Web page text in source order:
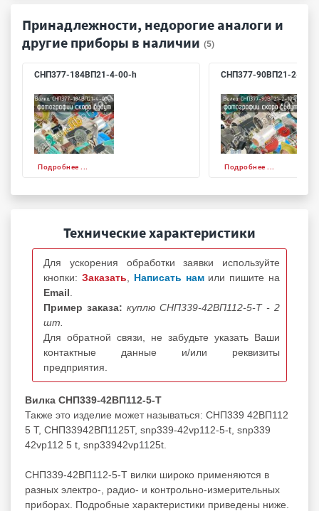
Принадлежности, недорогие аналоги и
другие приборы в наличии (5)
СНП377-184ВП21-4-00-h
Подробнее ...
СНП377-90ВП21-2-10-h
Подробнее ...
Технические характеристики
Для ускорения обработки заявки используйте
кнопки: Заказать Написать нам или пишите на
Email
Пример заказа: куплю СНП339-42ВП112-5-Т - 2
шт.
Для обратной связи, не забудьте указать Ваши
контактные данные и/или реквизиты
предприятия.
Вилка СНП339-42ВП112-5-Т
Также это изделие может называться: СНП339 42ВП112
5 Т, СНП33942ВП1125Т, snp339-42vp112-5-t, snp339
42vp112 5 t, snp33942vp1125t.
СНП339-42ВП112-5-Т вилки широко применяются в
разных электро-, радио- и контрольно-измерительных
приборах. Подробные характеристики приведены ниже.